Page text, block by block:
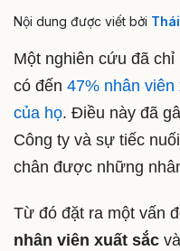
Nội dung được viết bởi
Một nghiên cứu đã
có đến 47% nhân
của họ. Điều này đã
Công ty và sự tiếc
chân được những
Từ đó đặt ra một vấn
nhân viên xuất sắc